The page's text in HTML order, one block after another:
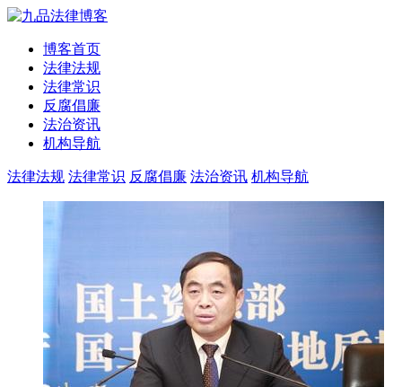
博客首页
法律法规
法律常识
反腐倡廉
法治资讯
机构导航
法律法规 法律常识 反腐倡廉 法治资讯 机构导航